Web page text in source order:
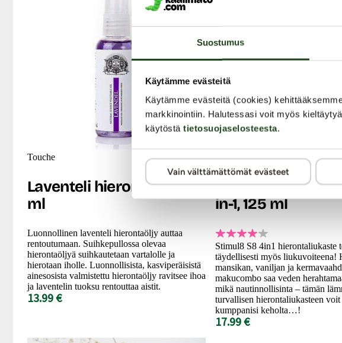
Suostumus
Käytämme evästeitä
Käytämme evästeitä (cookies)
markkinointiin. Halutessasi voit myös
käytöstä tietosuojaselosteesta.
Vain välttämättömät evästeet
Touche
Laventeli hierontaöljy, 50
ml
Luonnollinen laventeli hierontaöljy auttaa
rentoutumaan. Suihkepullossa olevaa
hierontaöljyä suihkautetaan vartalolle ja
hierotaan iholle. Luonnollisista, kasviperäisistä
ainesosista valmistettu hierontaöljy ravitsee ihoa
ja laventelin tuoksu rentouttaa aistit.
13.99 €
Stimul8
S8 -
in-1, 125 ml
Stimul8 S8 4in1 hierontaliukaste
täydellisesti myös liukuvoiteena!
mansikan, vaniljan ja
makucombo saa veden
mikä nautinnollisinta – tämän
turvallisen hierontaliukasteen
kumppanisi keholta…!
17.99 €